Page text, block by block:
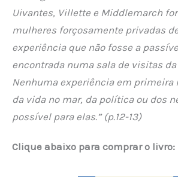
Uivantes, Villette e Middlemarch
mulheres forçosamente privadas
experiência que não fosse a
encontrada numa sala de visitas
Nenhuma experiência em primeira
da vida no mar, da política ou dos
possível para elas.” (p.12-13)
Clique abaixo para comprar o livro: